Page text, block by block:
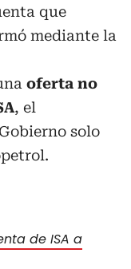
que
mediante la
oferta no
, el
solo
de ISA a